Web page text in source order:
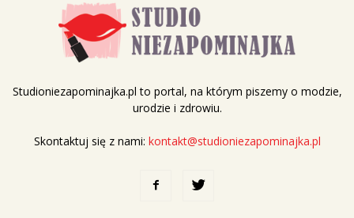
Studioniezapominajka.pl to portal, na którym piszemy o modzie,
urodzie i zdrowiu.
Skontaktuj się z nami: kontakt@studioniezapominajka.pl